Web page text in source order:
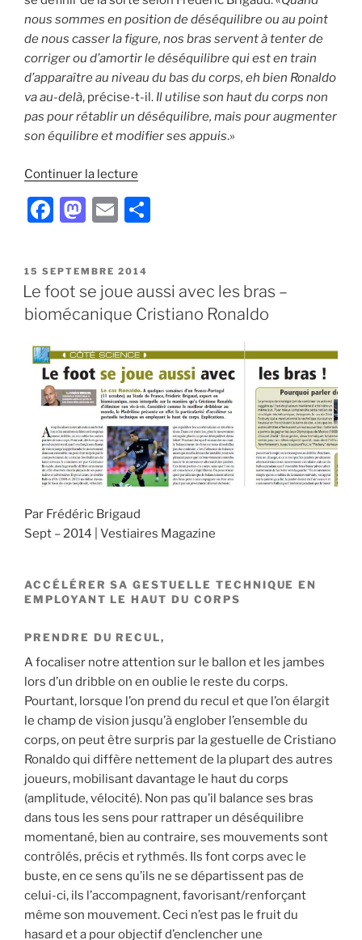
nous sommes en position de déséquilibre ou au point
de nous casser la figure, nos bras servent à tenter de
corriger ou d’amortir le déséquilibre qui est en train
d’apparaître au niveau du bas du corps, eh bien Ronaldo
va au-delà, précise-t-il. Il utilise son haut du corps non
pas pour rétablir un déséquilibre, mais pour augmenter
son équilibre et modifier ses appuis.»
Continuer la lecture
Ronaldo,
façon
de
courir »
F
c
e
b
o
k
M
st
o
d
n
E
ai
l
g
er
PUBLIÉ
LE
15 SEPTEMBRE 2014
Le foot se joue aussi avec les bras –
biomécanique Cristiano Ronaldo
Par Frédéric Brigaud
Sept – 2014 | Vestiaires Magazine
ACCÉLÉRER SA GESTUELLE TECHNIQUE EN
EMPLOYANT LE HAUT DU CORPS
PRENDRE DU RECUL,
A focaliser notre attention sur le ballon et les jambes
lors d’un dribble on en oublie le reste du corps.
Pourtant, lorsque l’on prend du recul et que l’on élargit
le champ de vision jusqu’à englober l’ensemble du
corps, on peut être surpris par la gestuelle de Cristiano
Ronaldo qui diffère nettement de la plupart des autres
joueurs, mobilisant davantage le haut du corps
(amplitude, vélocité). Non pas qu’il balance ses bras
dans tous les sens pour rattraper un déséquilibre
momentané, bien au contraire, ses mouvements sont
contrôlés, précis et rythmés. Ils font corps avec le
buste, en ce sens qu’ils ne se départissent pas de
celui-ci, ils l’accompagnent, favorisant/renforçant
même son mouvement. Ceci n’est pas le fruit du
hasard et a pour objectif d’enclencher une